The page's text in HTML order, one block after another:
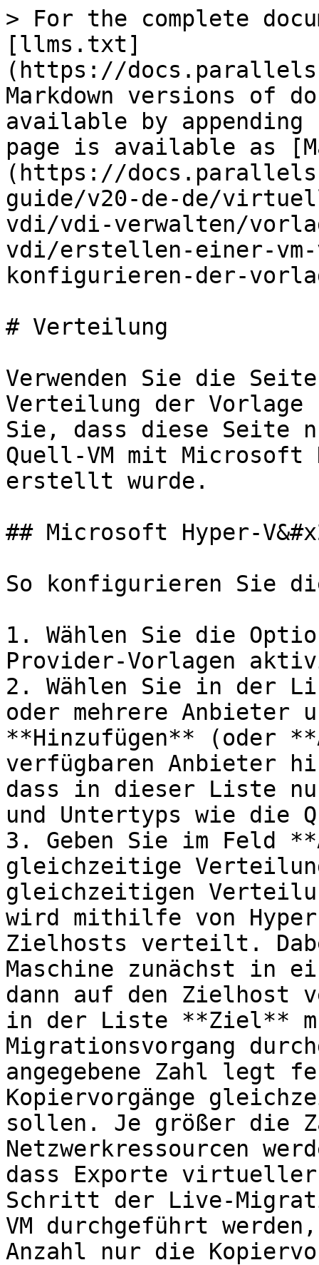
> For the complete
[llms.txt]
(https://
Markdown versions of
available by
page is available as
(https://
guide/v20-de-de/
vdi/vdi-verwalten/
vdi/erstellen-einer-
konfigurieren-der-
# Verteilung
Verwenden Sie die
Verteilung der Vorlage
Sie, dass diese Seite
Quell-VM mit Microsoft
erstellt wurde.
## Microsoft Hyper-
So konfigurieren Sie
1. Wählen Sie die
Provider-Vorlagen
2. Wählen Sie in der
oder mehrere Anbieter
**Hinzufügen** (oder
verfügbaren Anbieter
dass in dieser Liste
und Untertyps wie die
3. Geben Sie im Feld
gleichzeitige
gleichzeitigen
wird mithilfe von
Zielhosts verteilt.
Maschine zunächst in
dann auf den Zielhost
in der Liste **Ziel**
Migrationsvorgang
angegebene Zahl legt
Kopiervorgänge
sollen. Je größer die
Netzwerkressourcen
dass Exporte
Schritt der Live-
VM durchgeführt
Anzahl nur die